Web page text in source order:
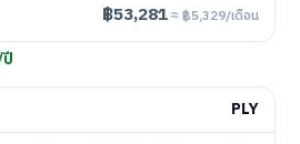
฿53,281≈ ฿5,329/เดือน
PLY